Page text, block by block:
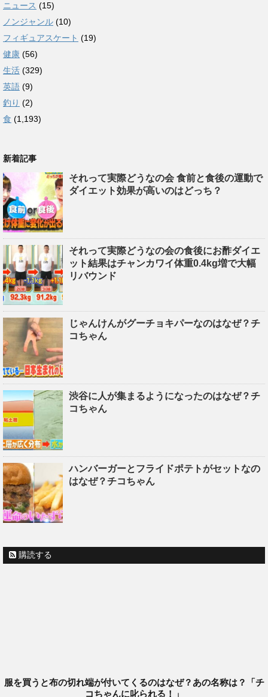
ニュース (15)
ノンジャンル (10)
フィギュアスケート (19)
健康 (56)
生活 (329)
英語 (9)
釣り (2)
食 (1,193)
新着記事
それって実際どうなの会 食前と食後の運動で
ダイエット効果が高いのはどっち？
それって実際どうなの会の食後にお酢ダイエ
ット結果はチャンカワイ体重0.4kg増で大幅
リバウンド
じゃんけんがグーチョキパーなのはなぜ？チ
コちゃん
渋谷に人が集まるようになったのはなぜ？チ
コちゃん
ハンバーガーとフライドポテトがセットなの
はなぜ？チコちゃん
購読する
服を買うと布の切れ端が付いてくるのはなぜ？あの名称は？「チ
コちゃんに叱られる！」